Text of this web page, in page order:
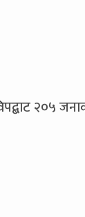
२०५